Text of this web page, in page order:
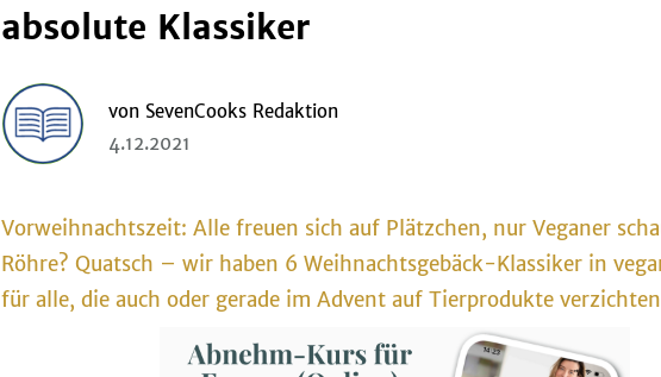
absolute Klassiker
von SevenCooks Redaktion
4.12.2021
Vorweihnachtszeit: Alle freuen sich auf Plätzchen, nur Veganer
Röhre? Quatsch – wir haben 6 Weihnachtsgebäck-Klassiker in
für alle, die auch oder gerade im Advent auf Tierprodukte